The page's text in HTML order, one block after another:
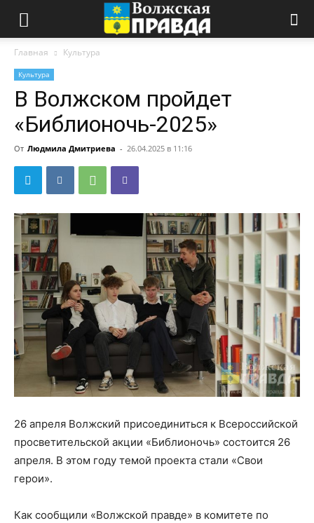
Главная Культура
Культура
В Волжском пройдет
«Библионочь-2025»
От Людмила Дмитриева - 26.04.2025 в 11:16
26 апреля Волжский присоединиться к Всероссийской
просветительской акции «Библионочь» состоится 26
апреля. В этом году темой проекта стали «Свои
герои».
Как сообщили «Волжской правде» в комитете по